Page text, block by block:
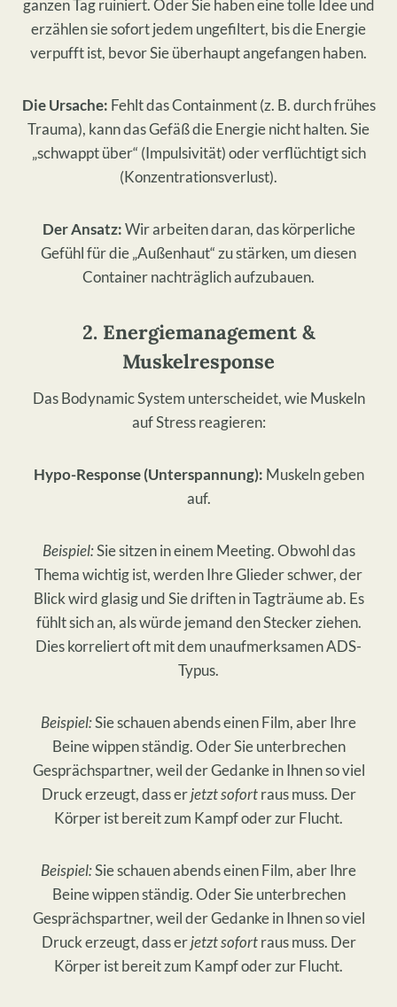
ganzen Tag ruiniert. Oder Sie haben eine tolle Idee und
erzählen sie sofort jedem ungefiltert, bis die Energie
verpufft ist, bevor Sie überhaupt angefangen haben.
Die Ursache: Fehlt das Containment (z. B. durch frühes
Trauma), kann das Gefäß die Energie nicht halten. Sie
„schwappt über“ (Impulsivität) oder verflüchtigt sich
(Konzentrationsverlust).
Der Ansatz:Wir arbeiten daran, das körperliche
Gefühl für die „Außenhaut“ zu stärken, um diesen
Container nachträglich aufzubauen.
2. Energiemanagement &
Muskelresponse
Das Bodynamic System unterscheidet, wie Muskeln
auf Stress reagieren:
Hypo-Response (Unterspannung): Muskeln geben
auf.
Beispiel:Sie sitzen in einem Meeting. Obwohl das
Thema wichtig ist, werden Ihre Glieder schwer, der
Blick wird glasig und Sie driften in Tagträume ab. Es
fühlt sich an, als würde jemand den Stecker ziehen.
Dies korreliert oft mit dem unaufmerksamen ADS-
Typus.
Beispiel:Sie schauen abends einen Film, aber Ihre
Beine wippen ständig. Oder Sie unterbrechen
Gesprächspartner, weil der Gedanke in Ihnen so viel
Druck erzeugt, dass erjetzt sofortraus muss. Der
Körper ist bereit zum Kampf oder zur Flucht.
Beispiel:Sie schauen abends einen Film, aber Ihre
Beine wippen ständig. Oder Sie unterbrechen
Gesprächspartner, weil der Gedanke in Ihnen so viel
Druck erzeugt, dass erjetzt sofortraus muss. Der
Körper ist bereit zum Kampf oder zur Flucht.